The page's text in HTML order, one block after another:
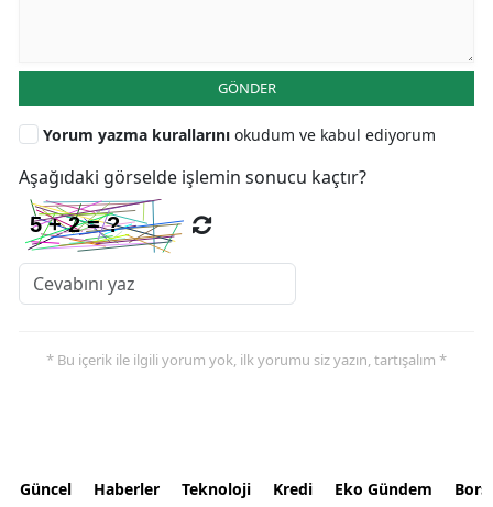
GÖNDER
Yorum yazma kurallarını okudum ve kabul ediyorum
Aşağıdaki görselde işlemin sonucu kaçtır?
* Bu içerik ile ilgili yorum yok, ilk yorumu siz yazın, tartışalım *
Güncel Haberler Teknoloji Kredi Eko Gündem